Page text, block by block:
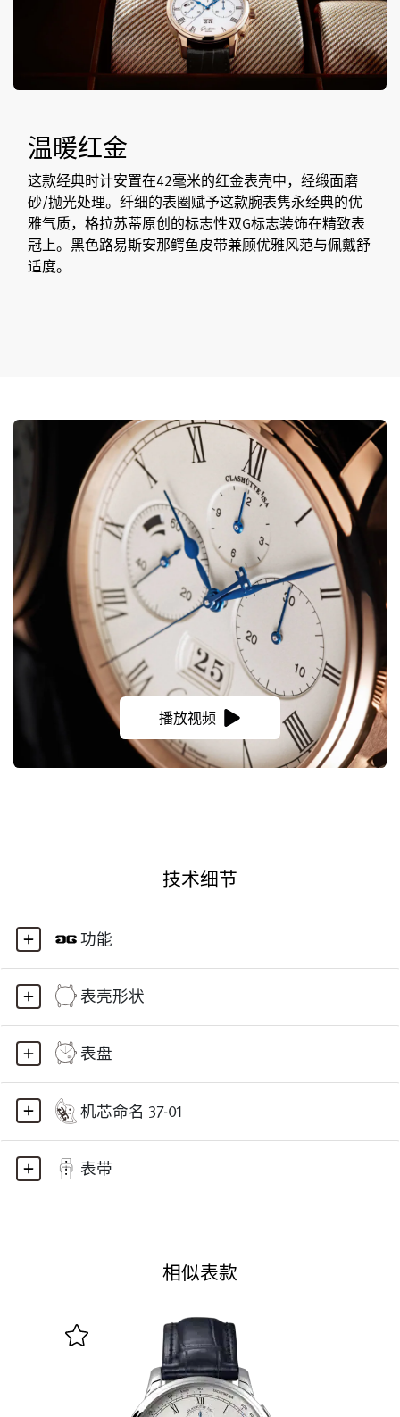
温暖红金
这款经典时计安置在42毫米的红金表壳中，经缎面磨
砂/抛光处理。纤细的表圈赋予这款腕表隽永经典的优
雅气质，格拉苏蒂原创的标志性双G标志装饰在精致表
冠上。黑色路易斯安那鳄鱼皮带兼顾优雅风范与佩戴舒
适度。
播放视频
技术细节
功能
表壳形状
表盘
机芯命名 37-01
表带
相似表款